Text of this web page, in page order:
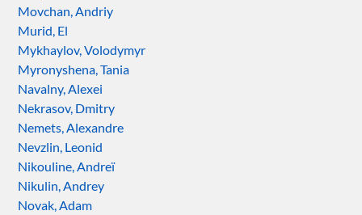
Movchan, Andriy
Murid, El
Mykhaylov, Volodymyr
Myronyshena, Tania
Navalny, Alexei
Nekrasov, Dmitry
Nemets, Alexandre
Nevzlin, Leonid
Nikouline, Andreï
Nikulin, Andrey
Novak, Adam